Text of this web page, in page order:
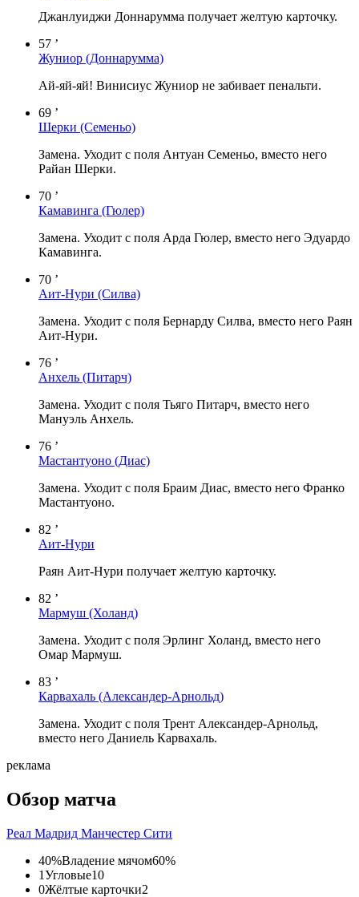
Джанлуиджи Доннарумма получает желтую карточку.
57 ’
Жуниор (Доннарумма)
Ай-яй-яй! Винисиус Жуниор не забивает пенальти.
69 ’
Шерки (Семеньо)
Замена. Уходит с поля Антуан Семеньо, вместо него
Райан Шерки.
70 ’
Камавинга (Гюлер)
Замена. Уходит с поля Арда Гюлер, вместо него Эдуардо
Камавинга.
70 ’
Аит-Нури (Силва)
Замена. Уходит с поля Бернарду Силва, вместо него Раян
Аит-Нури.
76 ’
Анхель (Питарч)
Замена. Уходит с поля Тьяго Питарч, вместо него
Мануэль Анхель.
76 ’
Мастантуоно (Диас)
Замена. Уходит с поля Браим Диас, вместо него Франко
Мастантуоно.
82 ’
Аит-Нури
Раян Аит-Нури получает желтую карточку.
82 ’
Мармуш (Холанд)
Замена. Уходит с поля Эрлинг Холанд, вместо него
Омар Мармуш.
83 ’
Карвахаль (Александер-Арнольд)
Замена. Уходит с поля Трент Александер-Арнольд,
вместо него Даниель Карвахаль.
реклама
Обзор матча
Реал Мадрид Манчестер Сити
40%Владение мячом60%
1Угловые10
0Жёлтые карточки2